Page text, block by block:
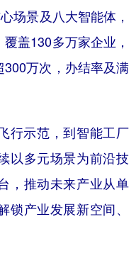
场景及八大智能体，
盖130多万家企业，
万次，办结率及满
示范，到智能工厂
以多元场景为前沿技
，推动未来产业从单
产业发展新空间、